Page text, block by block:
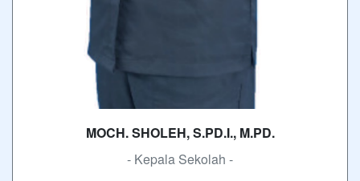
MOCH. SHOLEH, S.PD.I., M.PD.
- Kepala Sekolah -